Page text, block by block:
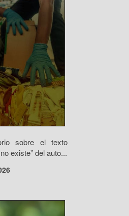
sobre el texto
existe” del auto...